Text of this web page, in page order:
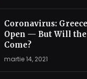
Coronavirus:
Open — But Will
Come?
martie 14, 2021